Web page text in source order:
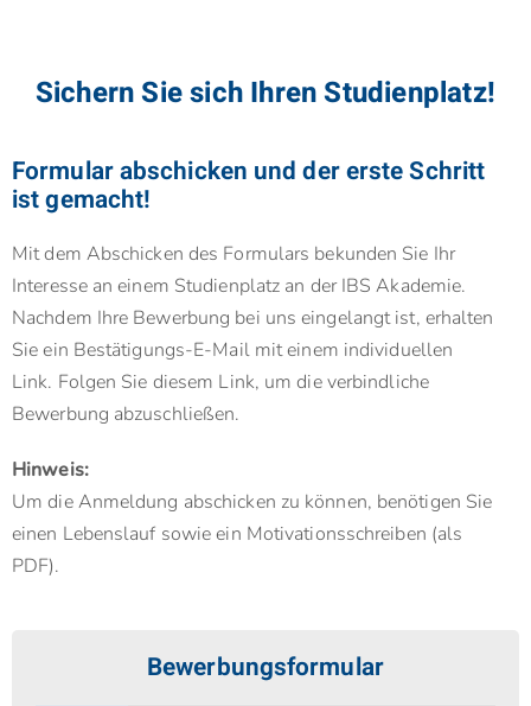
Sichern Sie sich Ihren Studienplatz!
Formular abschicken und der erste Schritt
ist gemacht!
Mit dem Abschicken des Formulars bekunden Sie Ihr
Interesse an einem Studienplatz an der IBS Akademie.
Nachdem Ihre Bewerbung bei uns eingelangt ist, erhalten
Sie ein Bestätigungs-E-Mail mit einem individuellen
Link. Folgen Sie diesem Link, um die verbindliche
Bewerbung abzuschließen.
Hinweis:
Um die Anmeldung abschicken zu können, benötigen Sie
einen Lebenslauf sowie ein Motivationsschreiben (als
PDF).
Bewerbungsformular